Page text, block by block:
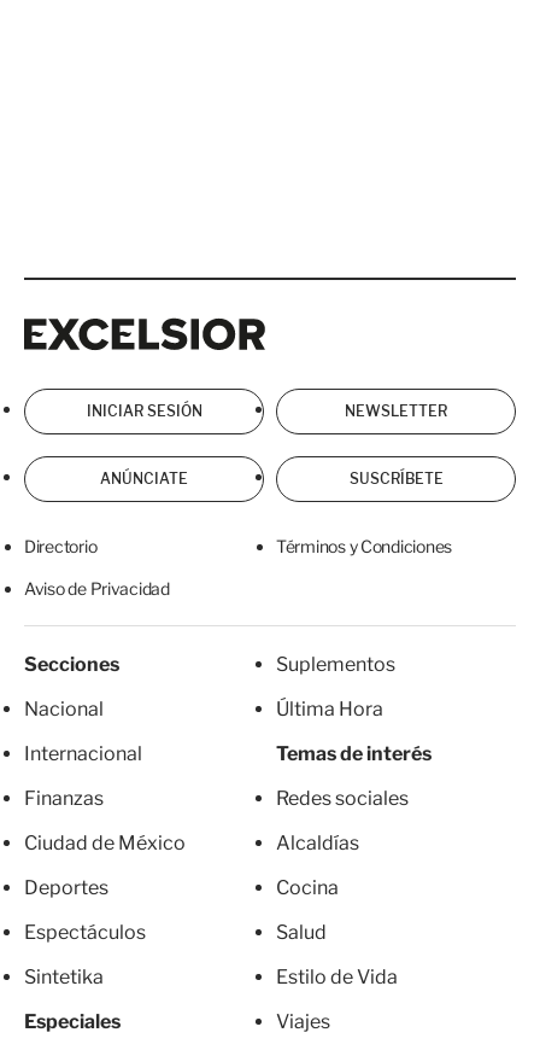
INICIAR SESIÓN NEWSLETTER
ANÚNCIATE SUSCRÍBETE
Directorio Términos y Condiciones
Aviso de Privacidad
Secciones
Nacional
Internacional
Finanzas
Ciudad de México
Deportes
Espectáculos
Sintetika
Especiales
Suplementos
Última Hora
Temas de interés
Redes sociales
Alcaldías
Cocina
Salud
Estilo de Vida
Viajes